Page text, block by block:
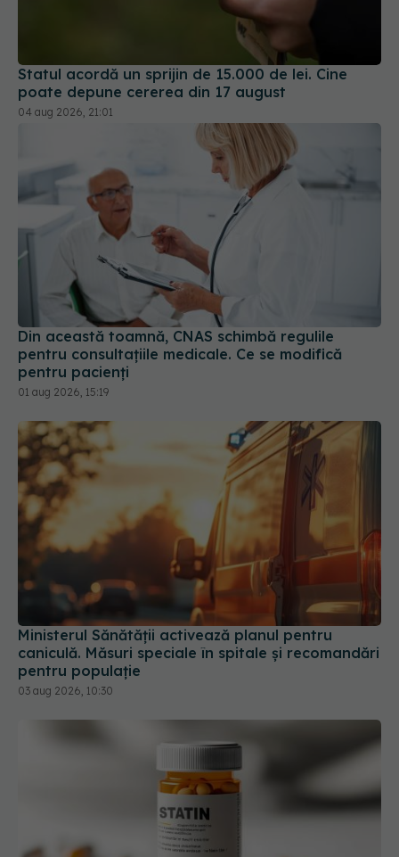
Statul acordă un sprijin de 15.000 de lei. Cine
poate depune cererea din 17 august
04 aug 2026, 21:01
Din această toamnă, CNAS schimbă regulile
pentru consultațiile medicale. Ce se modifică
pentru pacienți
01 aug 2026, 15:19
Ministerul Sănătății activează planul pentru
caniculă. Măsuri speciale în spitale și recomandări
pentru populație
03 aug 2026, 10:30